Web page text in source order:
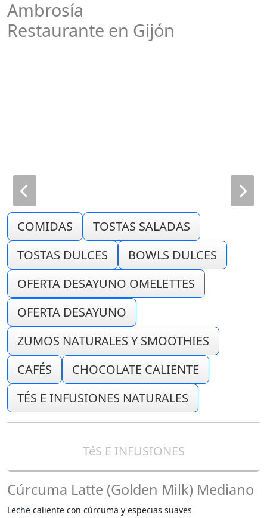
Ambrosía
Restaurante en Gijón
COMIDAS
TOSTAS SALADAS
TOSTAS DULCES
BOWLS DULCES
OFERTA DESAYUNO OMELETTES
OFERTA DESAYUNO
ZUMOS NATURALES Y SMOOTHIES
CAFÉS
CHOCOLATE CALIENTE
TÉS E INFUSIONES NATURALES
TéS E INFUSIONES
Cúrcuma Latte (Golden Milk) Mediano
Leche caliente con cúrcuma y especias suaves